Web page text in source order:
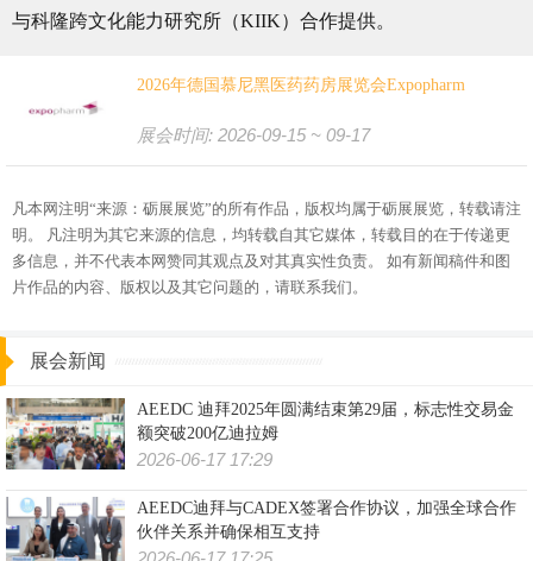
与科隆跨文化能力研究所（KIIK）合作提供。
2026年德国慕尼黑医药药房展览会Expopharm
展会时间: 2026-09-15 ~ 09-17
凡本网注明“来源：砺展展览”的所有作品，版权均属于砺展展览，转载请注
明。 凡注明为其它来源的信息，均转载自其它媒体，转载目的在于传递更
多信息，并不代表本网赞同其观点及对其真实性负责。 如有新闻稿件和图
片作品的内容、版权以及其它问题的，请联系我们。
展会新闻
AEEDC 迪拜2025年圆满结束第29届，标志性交易金
额突破200亿迪拉姆
2026-06-17 17:29
AEEDC迪拜与CADEX签署合作协议，加强全球合作
伙伴关系并确保相互支持